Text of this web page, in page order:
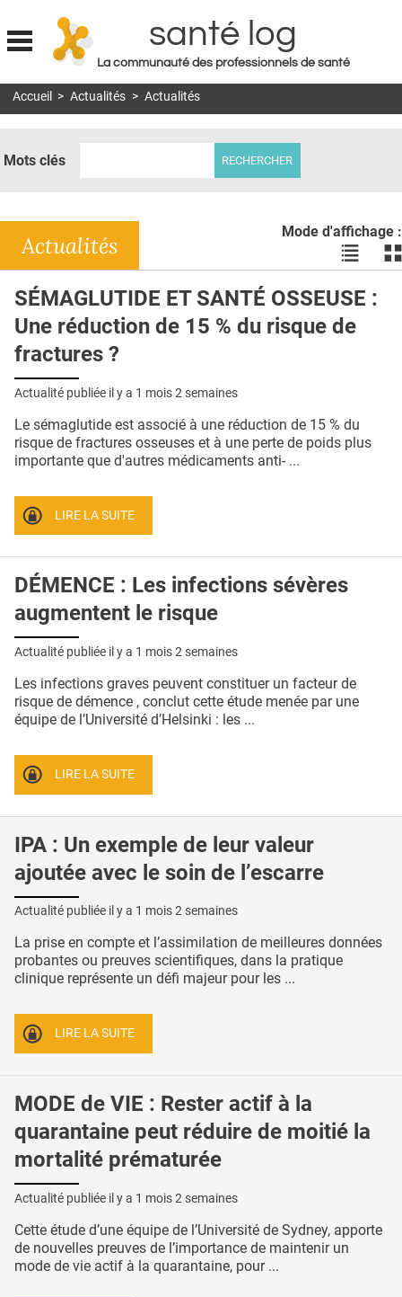
Jump to navigation
santé log
La communauté des professionnels de santé
MON COMPTE
DOSSIERS
RÉSEAUX
E-REVUE SAD
L'APP
PUBLICITÉ
CONTACT
Accueil > Actualités > Actualités
Mots clés
Mode d'affichage :
Voir
les
en
liste
les
Actualités
SÉMAGLUTIDE ET SANTÉ OSSEUSE :
Une réduction de 15 % du risque de
fractures ?
Actualité publiée il y a 1 mois 2 semaines
Le sémaglutide est associé à une réduction de 15 % du
risque de fractures osseuses et à une perte de poids plus
importante que d'autres médicaments anti- ...
LIRE LA SUITE
DÉMENCE : Les infections sévères
augmentent le risque
Actualité publiée il y a 1 mois 2 semaines
Les infections graves peuvent constituer un facteur de
risque de démence , conclut cette étude menée par une
équipe de l’Université d’Helsinki : les ...
LIRE LA SUITE
IPA : Un exemple de leur valeur
ajoutée avec le soin de l’escarre
Actualité publiée il y a 1 mois 2 semaines
La prise en compte et l’assimilation de meilleures données
probantes ou preuves scientifiques, dans la pratique
clinique représente un défi majeur pour les ...
LIRE LA SUITE
MODE de VIE : Rester actif à la
quarantaine peut réduire de moitié la
mortalité prématurée
Actualité publiée il y a 1 mois 2 semaines
Cette étude d’une équipe de l’Université de Sydney, apporte
de nouvelles preuves de l’importance de maintenir un
mode de vie actif à la quarantaine, pour ...